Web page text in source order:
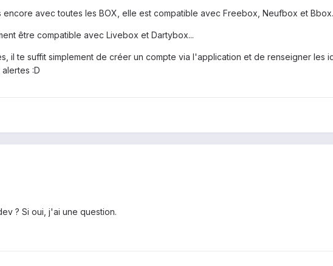
avec toutes les BOX, elle est compatible avec Freebox, Neufbox et Bbox.
être compatible avec Livebox et Dartybox...
il te suffit simplement de créer un compte via l'application et de renseigner les
:D
? Si oui, j'ai une question.